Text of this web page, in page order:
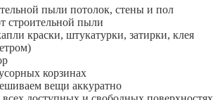
пыли потолок, стены и пол
строительной пыли
краски, штукатурки, затирки, клея
корзинах
вещи аккуратно